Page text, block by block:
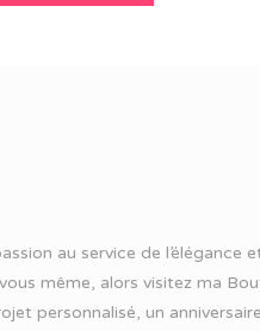
au service de
même, alors visitez ma
personnalisé, un